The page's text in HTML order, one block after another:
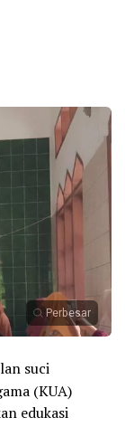
Perbesar
suci
(KUA)
edukasi